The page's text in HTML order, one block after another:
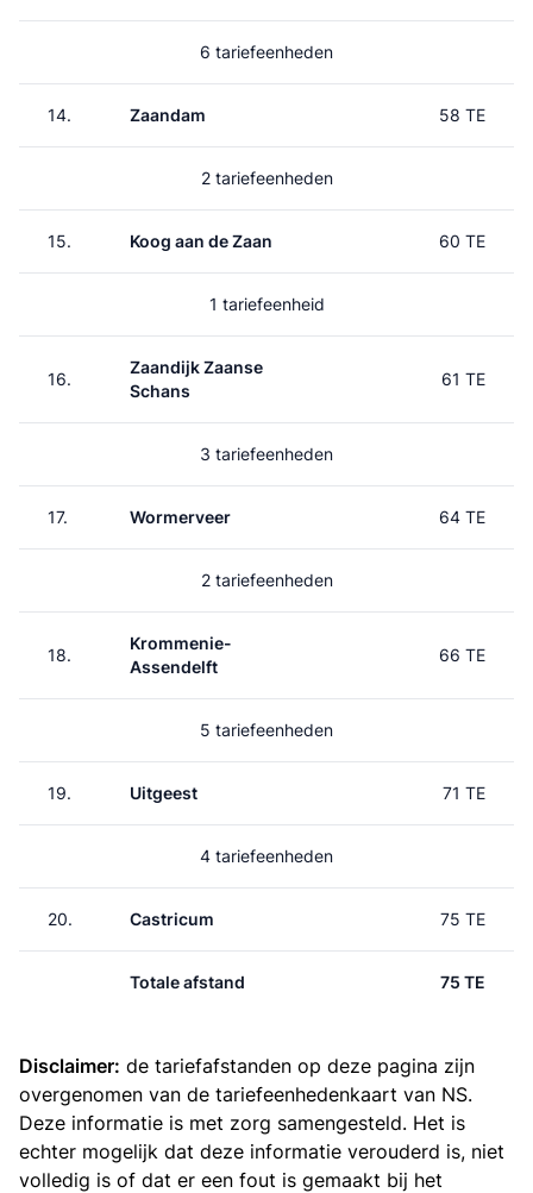
6 tariefeenheden
14. Zaandam 58 TE
2 tariefeenheden
15. Koog aan de Zaan 60 TE
1 tariefeenheid
16.
Zaandijk Zaanse
Schans
61 TE
3 tariefeenheden
17. Wormerveer 64 TE
2 tariefeenheden
18.
Krommenie-
Assendelft
66 TE
5 tariefeenheden
19. Uitgeest 71 TE
4 tariefeenheden
20. Castricum 75 TE
Totale afstand 75 TE
Disclaimer: de tariefafstanden op deze pagina zijn
overgenomen van de tariefeenhedenkaart van NS.
Deze informatie is met zorg samengesteld. Het is
echter mogelijk dat deze informatie verouderd is, niet
volledig is of dat er een fout is gemaakt bij het